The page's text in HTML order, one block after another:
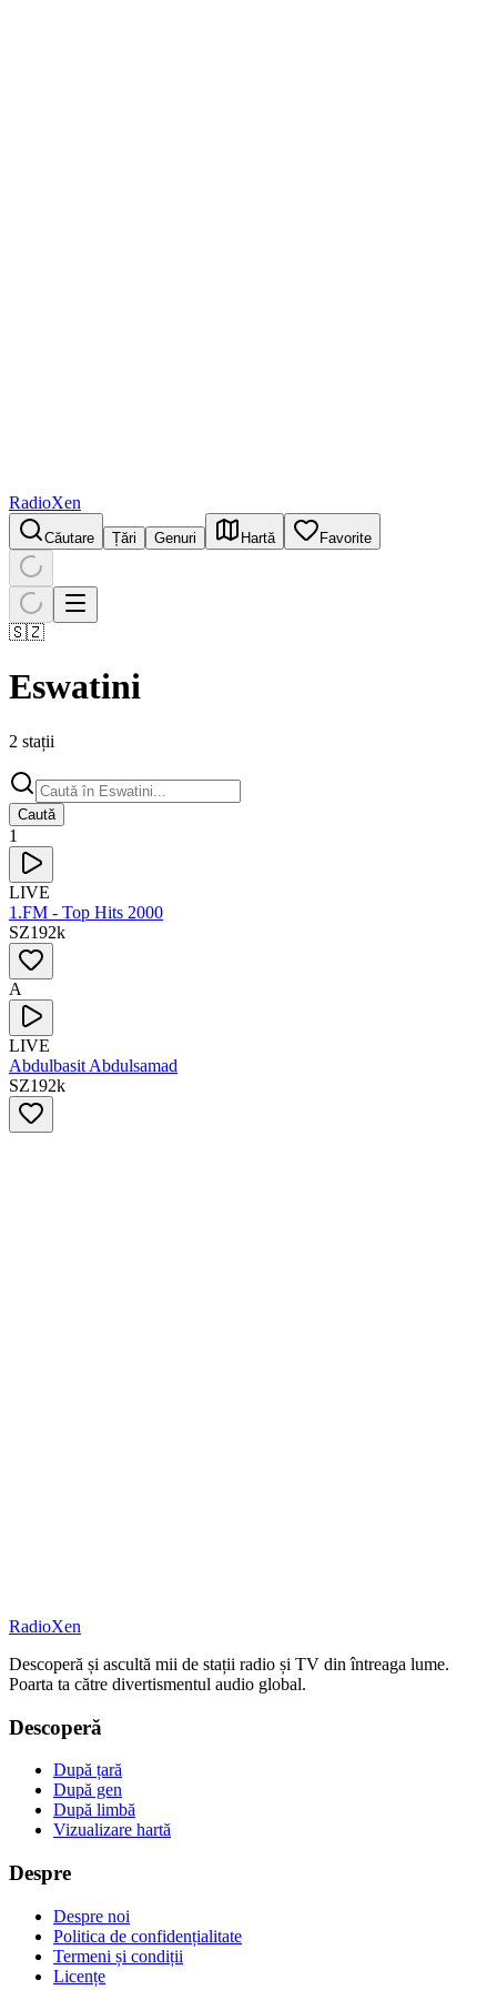
RadioXen
Căutare Țări Genuri Hartă Favorite
🇸🇿
Eswatini
2 stații
Caută
1
LIVE
1.FM - Top Hits 2000
SZ192k
A
LIVE
Abdulbasit Abdulsamad
SZ192k
RadioXen
Descoperă și ascultă mii de stații radio și TV din întreaga lume.
Poarta ta către divertismentul audio global.
Descoperă
După țară
După gen
După limbă
Vizualizare hartă
Despre
Despre noi
Politica de confidențialitate
Termeni și condiții
Licențe